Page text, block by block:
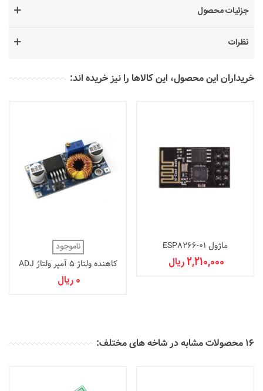
جزئیات محصول
نظرات
خریداران این محصول، این کالاها را نیز خریده اند:
ماژول ESP8266-01
2,210,000 ریال
ناموجود
کاهنده ولتاژ 5 آمپر ولتاژ ADJ
0 ریال
16 محصولات مشابه در شاخه های مختلف: